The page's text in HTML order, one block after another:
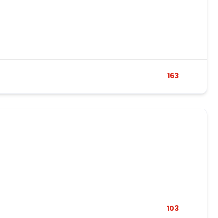
163
103